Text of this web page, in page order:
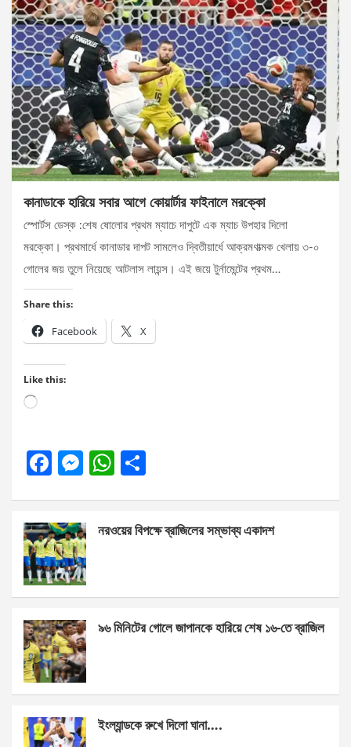
কানাডাকে হারিয়ে সবার আগে কোয়ার্টার ফাইনালে মরক্কো
স্পোর্টস ডেস্ক :শেষ ষোলোর প্রথম ম্যাচে দাপুটে এক ম্যাচ উপহার দিলো
মরক্কো। প্রথমার্ধে কানাডার দাপট সামলেও দ্বিতীয়ার্ধে আক্রমণাত্মক খেলায় ৩-০
গোলের জয় তুলে নিয়েছে আটলাস লায়ন্স। এই জয়ে টুর্নামেন্টের প্রথম…
Share this:
Facebook X
Like this:
Loading…
F
b
o
o
k
M
n
g
er
W
s
p
e
নরওয়ের বিপক্ষে ব্রাজিলের সম্ভাব্য একাদশ
৯৬ মিনিটের গোলে জাপানকে হারিয়ে শেষ ১৬-তে ব্রাজিল
ইংল্যান্ডকে রুখে দিলো ঘানা….